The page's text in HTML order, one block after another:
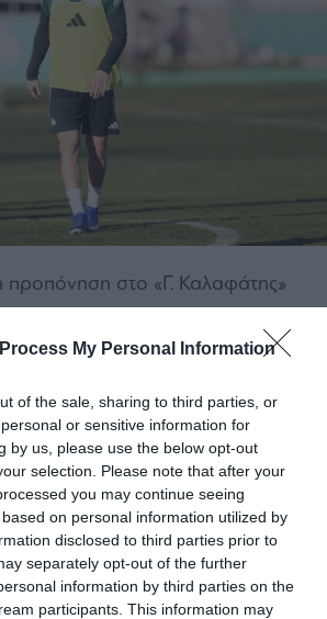
My Personal Information
of the sale, sharing to third parties, or
or sensitive information for
by us, please use the below opt-out
selection. Please note that after your
you may continue seeing
on personal information utilized by
disclosed to third parties prior to
separately opt-out of the further
information by third parties on the
participants. This information may
προπόνηση στο «Γ. Καλαφάτης»
το εκτός έδρας ντέρμπι
με προθέρμανση,
κυκλοφορίας μπάλας,
και παιχνίδι και
στις στατικές φάσεις.
προπόνηση για τον Αντριάνο